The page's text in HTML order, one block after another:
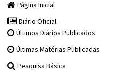
Página Inicial
Diário Oficial
Últimos Diários Publicados
Últimas Matérias Publicadas
Pesquisa Básica